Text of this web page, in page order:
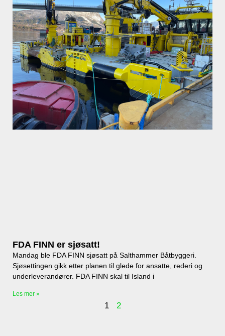
FDA FINN er sjøsatt!
Mandag ble FDA FINN sjøsatt på Salthammer Båtbyggeri.
Sjøsettingen gikk etter planen til glede for ansatte, rederi og
underleverandører. FDA FINN skal til Island i
Les mer »
1 2